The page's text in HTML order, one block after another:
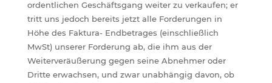
ordentlichen Geschäftsgang weiter zu verkaufen; er
tritt uns jedoch bereits jetzt alle Forderungen in
Höhe des Faktura- Endbetrages (einschließlich
MwSt) unserer Forderung ab, die ihm aus der
Weiterveräußerung gegen seine Abnehmer oder
Dritte erwachsen, und zwar unabhängig davon, ob